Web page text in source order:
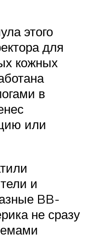
этого
для
кожных
в
или
и
BB-
не сразу